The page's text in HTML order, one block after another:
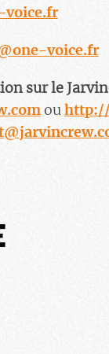
voice.fr
voice.fr
sur le
ouhttp://